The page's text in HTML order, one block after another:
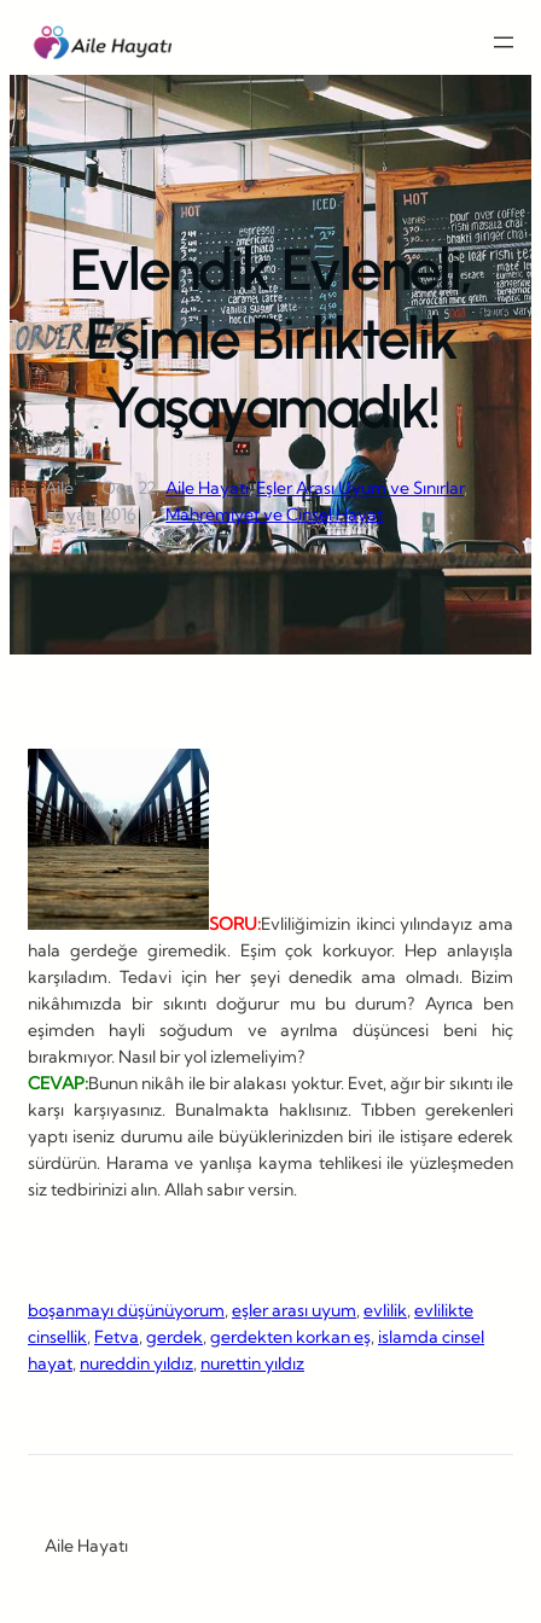
İçeriğe
geç
Evlendik Evleneli,
Eşimle Birliktelik
Yaşayamadık!
Aile
Hayatı
·
Oca 22,
2016
·
Aile Hayatı, Eşler Arası Uyum ve Sınırlar
Mahremiyet ve Cinsel Hayat
SORU:Evliliğimizin ikinci yılındayız ama
hala gerdeğe giremedik. Eşim çok korkuyor. Hep anlayışla
karşıladım. Tedavi için her şeyi denedik ama olmadı. Bizim
nikâhımızda bir sıkıntı doğurur mu bu durum? Ayrıca ben
eşimden hayli soğudum ve ayrılma düşüncesi beni hiç
bırakmıyor. Nasıl bir yol izlemeliyim?
CEVAP:Bunun nikâh ile bir alakası yoktur. Evet, ağır bir sıkıntı ile
karşı karşıyasınız. Bunalmakta haklısınız. Tıbben gerekenleri
yaptı iseniz durumu aile büyüklerinizden biri ile istişare ederek
sürdürün. Harama ve yanlışa kayma tehlikesi ile yüzleşmeden
siz tedbirinizi alın. Allah sabır versin.
boşanmayı düşünüyorum, eşler arası uyum, evlilik, evlilikte
cinsellik, Fetva, gerdek, gerdekten korkan eş, islamda cinsel
hayat, nureddin yıldız, nurettin yıldız
Aile Hayatı